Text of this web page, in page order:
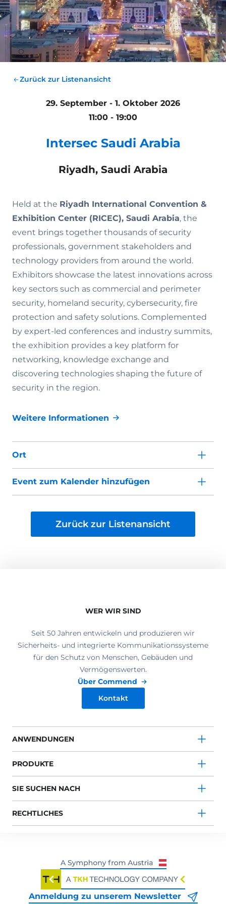
Zurück zur Listenansicht
29. September - 1. Oktober 2026
11:00 - 19:00
Intersec Saudi Arabia
Riyadh, Saudi Arabia
Held at the Riyadh International Convention &
Exhibition Center (RICEC), Saudi Arabia, the
event brings together thousands of security
professionals, government stakeholders and
technology providers from around the world.
Exhibitors showcase the latest innovations across
key sectors such as commercial and perimeter
security, homeland security, cybersecurity, fire
protection and safety solutions. Complemented
by expert-led conferences and industry summits,
the exhibition provides a key platform for
networking, knowledge exchange and
discovering technologies shaping the future of
security in the region.
Weitere Informationen
Ort
Event zum Kalender hinzufügen
Zurück zur Listenansicht
WER WIR SIND
Seit 50 Jahren entwickeln und produzieren wir
Sicherheits- und integrierte Kommunikationssysteme
für den Schutz von Menschen, Gebäuden und
Vermögenswerten.
Über Commend
Kontakt
ANWENDUNGEN
PRODUKTE
SIE SUCHEN NACH
RECHTLICHES
Anmeldung zu unserem Newsletter